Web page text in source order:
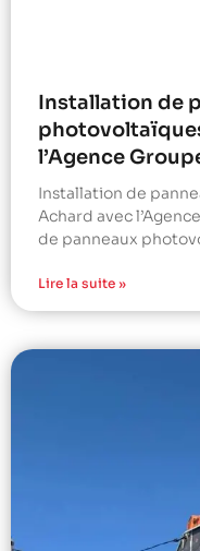
Installation de
l’Agence
Installation de
Achard avec
de panneaux
Lire la suite »